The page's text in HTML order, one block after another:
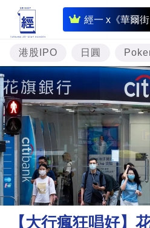
經一 x《華爾街
即
時
財
經
專
題
投
資
樓
市
理
財
港股IPO 日圓
【大行瘋狂唱好】